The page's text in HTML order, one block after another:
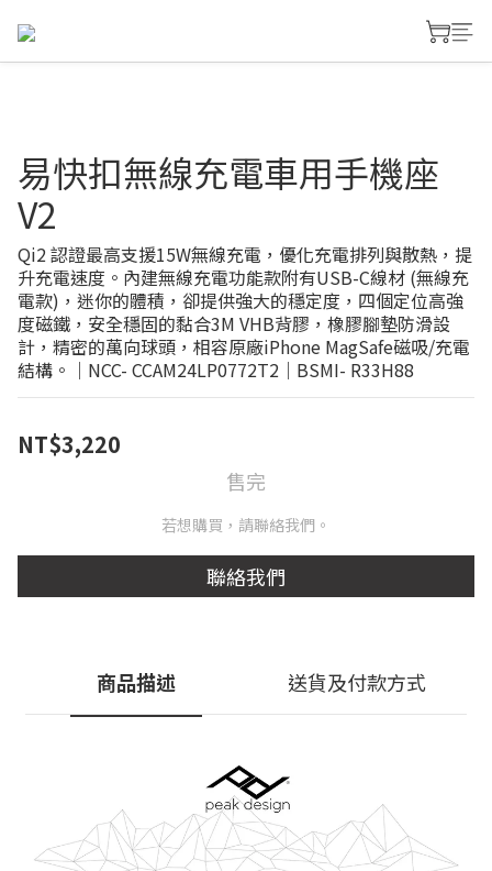
易快扣無線充電車用手機座
V2
Qi2 認證最高支援15W無線充電，優化充電排列與散熱，提
升充電速度。內建無線充電功能款附有USB-C線材 (無線充
電款)，迷你的體積，卻提供強大的穩定度，四個定位高強
度磁鐵，安全穩固的黏合3M VHB背膠，橡膠腳墊防滑設
計，精密的萬向球頭，相容原廠iPhone MagSafe磁吸/充電
結構。｜NCC- CCAM24LP0772T2｜BSMI- R33H88
NT$3,220
售完
若想購買，請聯絡我們。
聯絡我們
商品描述 送貨及付款方式